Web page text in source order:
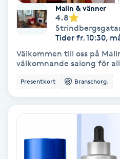
Spa-manikyr
Spa-pedikyr
Spraytan
Malin & vänner
4.8
Tider fr. 10:30,
Välkommen till oss på
Presentkort Branschorg.